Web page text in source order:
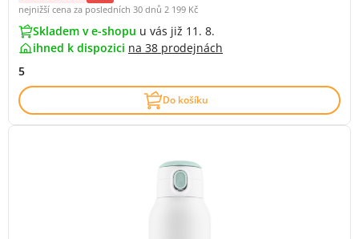
nejnižší cena za posledních 30 dnů 2 199 Kč
Skladem v e-shopu u vás již 11. 8.
ihned k dispozici na 38 prodejnách
5
Do košíku